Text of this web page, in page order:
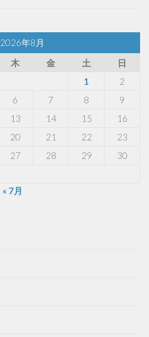
2026年8月
木 金 土
日
1
2
6 7 8
9
13 14 15
16
20 21 22
23
27 28 29
30
« 7月